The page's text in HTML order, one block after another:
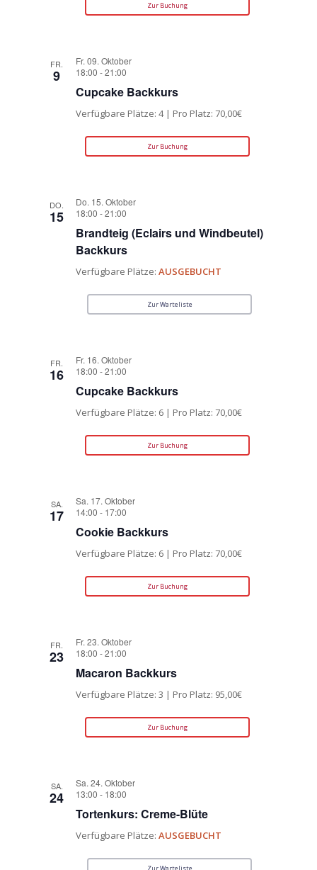
Zur Buchung
FR.
9
Fr. 09. Oktober
18:00 -21:00
Cupcake Backkurs
Verfügbare Plätze: 4 | Pro Platz: 70,00€
Zur Buchung
DO.
15
Do. 15. Oktober
18:00 -21:00
Brandteig (Eclairs und Windbeutel)
Backkurs
Verfügbare Plätze:AUSGEBUCHT
Zur Warteliste
FR.
16
Fr. 16. Oktober
18:00 -21:00
Cupcake Backkurs
Verfügbare Plätze: 6 | Pro Platz: 70,00€
Zur Buchung
SA.
17
Sa. 17. Oktober
14:00 - 17:00
Cookie Backkurs
Verfügbare Plätze: 6 | Pro Platz: 70,00€
Zur Buchung
FR.
23
Fr. 23. Oktober
18:00 -21:00
Macaron Backkurs
Verfügbare Plätze: 3 | Pro Platz: 95,00€
Zur Buchung
SA.
24
Sa. 24. Oktober
13:00 - 18:00
Tortenkurs: Creme-Blüte
Verfügbare Plätze:AUSGEBUCHT